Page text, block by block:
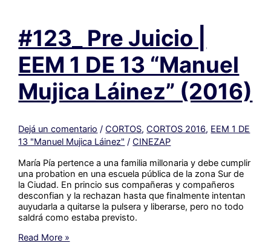
EEM
1
DE
13
“Manuel
Mujica
#123_ Pre Juicio |
EEM 1 DE 13 “Manuel
Mujica Láinez” (2016)
Dejá un comentario /CORTOS,CORTOS 2016, EEM 1 DE
13 "Manuel Mujica Láinez" /CINEZAP
María Pía pertence a una familia millonaria y debe cumplir
una probation en una escuela pública de la zona Sur de
la Ciudad. En princio sus compañeras y compañeros
desconfian y la rechazan hasta que finalmente intentan
auyudarla a quitarse la pulsera y liberarse, pero no todo
saldrá como estaba previsto.
#123_
Read More »